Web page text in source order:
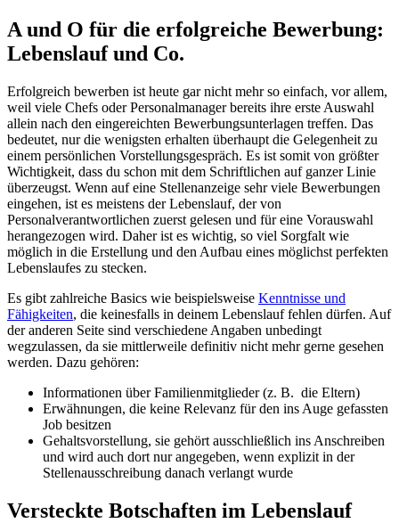
A und O für die erfolgreiche Bewerbung:
Lebenslauf und Co.
Erfolgreich bewerben ist heute gar nicht mehr so einfach, vor allem,
weil viele Chefs oder Personalmanager bereits ihre erste Auswahl
allein nach den eingereichten Bewerbungsunterlagen treffen. Das
bedeutet, nur die wenigsten erhalten überhaupt die Gelegenheit zu
einem persönlichen Vorstellungsgespräch. Es ist somit von größter
Wichtigkeit, dass du schon mit dem Schriftlichen auf ganzer Linie
überzeugst. Wenn auf eine Stellenanzeige sehr viele Bewerbungen
eingehen, ist es meistens der Lebenslauf, der von
Personalverantwortlichen zuerst gelesen und für eine Vorauswahl
herangezogen wird. Daher ist es wichtig, so viel Sorgfalt wie
möglich in die Erstellung und den Aufbau eines möglichst perfekten
Lebenslaufes zu stecken.
Es gibt zahlreiche Basics wie beispielsweise Kenntnisse und
Fähigkeiten, die keinesfalls in deinem Lebenslauf fehlen dürfen. Auf
der anderen Seite sind verschiedene Angaben unbedingt
wegzulassen, da sie mittlerweile definitiv nicht mehr gerne gesehen
werden. Dazu gehören:
Informationen über Familienmitglieder (z. B. die Eltern)
Erwähnungen, die keine Relevanz für den ins Auge gefassten
Job besitzen
Gehaltsvorstellung, sie gehört ausschließlich ins Anschreiben
und wird auch dort nur angegeben, wenn explizit in der
Stellenausschreibung danach verlangt wurde
Versteckte Botschaften im Lebenslauf